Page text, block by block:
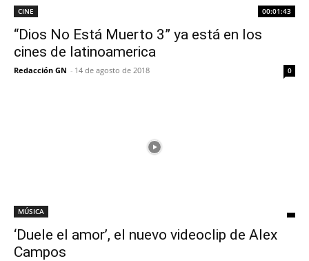
CINE 00:01:43
“Dios No Está Muerto 3” ya está en los
cines de latinoamerica
Redacción GN - 14 de agosto de 2018 0
MÚSICA
‘Duele el amor’, el nuevo videoclip de Alex
Campos